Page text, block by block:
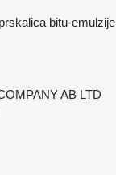
bitu-emulzije
AB LTD